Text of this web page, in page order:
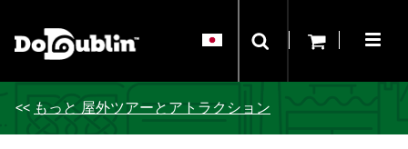
<< もっと 屋外ツアーとアトラクション